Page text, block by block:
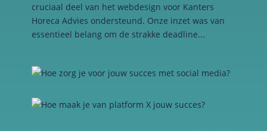
cruciaal deel van het webdesign voor Kanters
Horeca Advies ondersteund. Onze inzet was van
essentieel belang om de strakke deadline...